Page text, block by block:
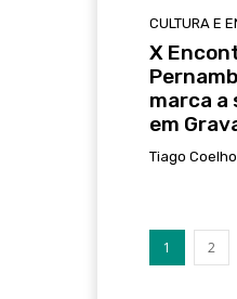
CULTURA E
X
marca a
em
Tiago Coelho
1 2